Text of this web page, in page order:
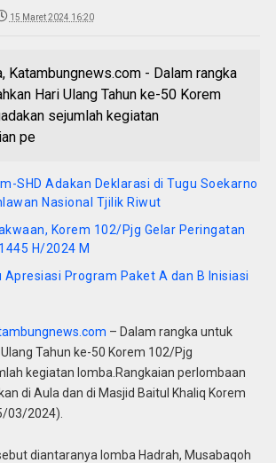
15 Maret 2024 16:20
Katambungnews.com - Dalam rangka
Hari Ulang Tahun ke-50 Korem
sejumlah kegiatan
pe
SHD Adakan Deklarasi di Tugu Soekarno
Nasional Tjilik Riwut
Korem 102/Pjg Gelar Peringatan
H/2024 M
Apresiasi Program Paket A dan B lnisiasi
– Dalam rangka untuk
Tahun ke-50 Korem 102/Pjg
kegiatan lomba.Rangkaian perlombaan
di Aula dan di Masjid Baitul Khaliq Korem
03/2024).
diantaranya lomba Hadrah, Musabaqoh